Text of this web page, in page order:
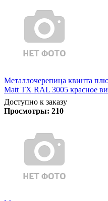
Металлочерепица квинта
Matt TX RAL 3005 красное
Доступно к заказу
Просмотры: 210